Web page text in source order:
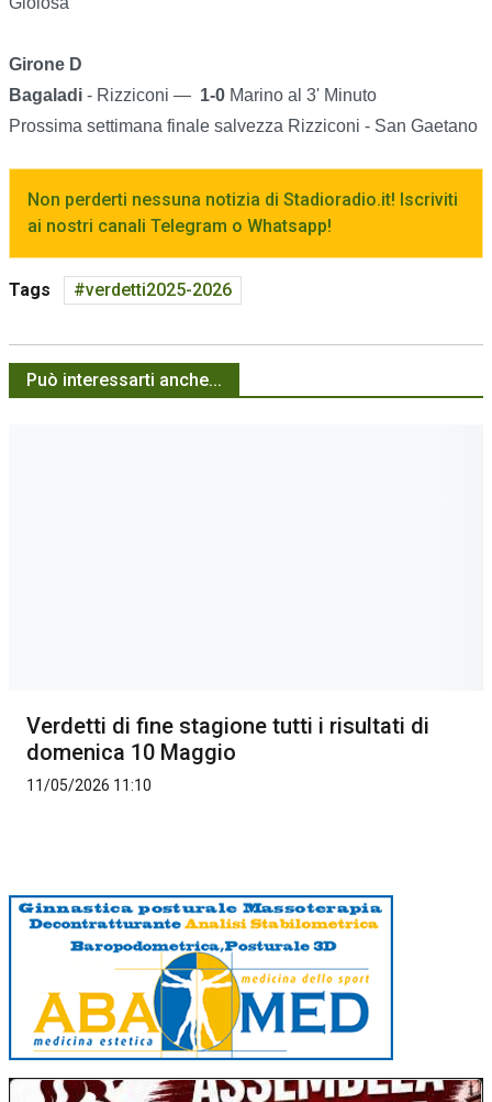
Girone D
Bagaladi - Rizziconi — 1-0 Marino al 3' Minuto
Prossima settimana finale salvezza Rizziconi - San Gaetano
Non perderti nessuna notizia di Stadioradio.it! Iscriviti
ai nostri canali Telegram o Whatsapp!
Tags verdetti2025-2026
Può interessarti anche...
Verdetti di fine stagione tutti i risultati di
domenica 10 Maggio
11/05/2026 11:10